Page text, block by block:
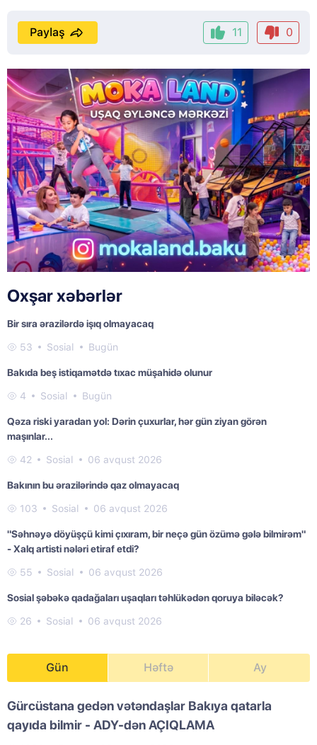
11 0
Paylaş
Oxşar xəbərlər
Bir sıra ərazilərdə işıq olmayacaq
53 Sosial Bugün
Bakıda beş istiqamətdə tıxac müşahidə olunur
4 Sosial Bugün
Qəza riski yaradan yol: Dərin çuxurlar, hər gün ziyan görən
maşınlar...
42 Sosial 06 avqust 2026
Bakının bu ərazilərində qaz olmayacaq
103 Sosial 06 avqust 2026
"Səhnəyə döyüşçü kimi çıxıram, bir neçə gün özümə gələ bilmirəm"
- Xalq artisti nələri etiraf etdi?
55 Sosial 06 avqust 2026
Sosial şəbəkə qadağaları uşaqları təhlükədən qoruya biləcək?
26 Sosial 06 avqust 2026
Gün Həftə Ay
Gürcüstana gedən vətəndaşlar Bakıya qatarla
qayıda bilmir - ADY-dən AÇIQLAMA